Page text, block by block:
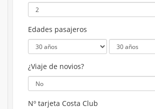
Edades pasajeros
¿Viaje de novios?
Nº tarjeta Costa Club